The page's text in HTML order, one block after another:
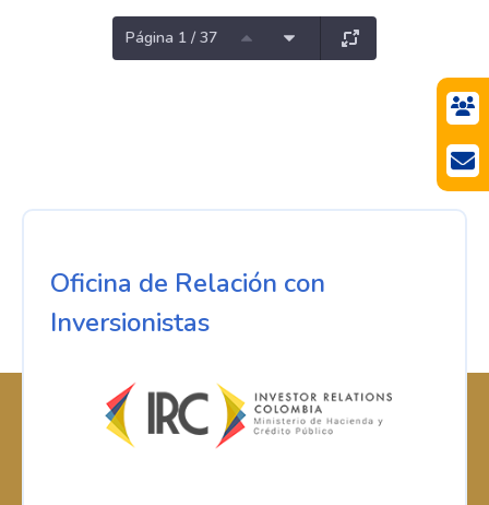
Página 1 / 37
Oficina de Relación con
Inversionistas